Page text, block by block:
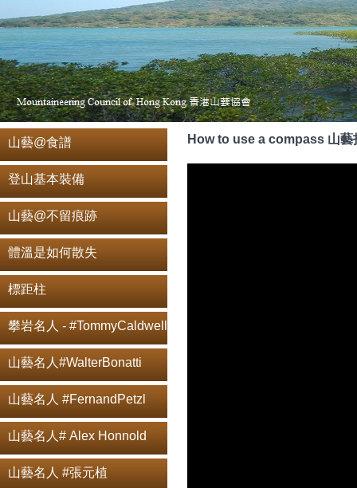
山藝@食譜
登山基本裝備
山藝@不留痕跡
體溫是如何散失
標距柱
攀岩名人 - #TommyCaldwell
山藝名人#WalterBonatti
山藝名人 #FernandPetzl
山藝名人# Alex Honnold
山藝名人 #張元植
How to use a compass 山